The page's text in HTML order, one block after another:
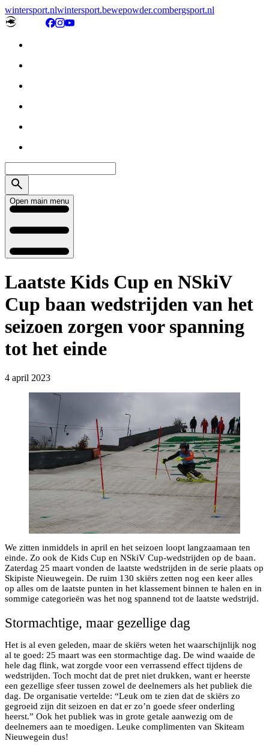
wintersport.nlwintersport.bewepowder.combergsport.nl
Open main menu
Laatste Kids Cup en NSkiV
Cup baan wedstrijden van het
seizoen zorgen voor spanning
tot het einde
4 april 2023
We zitten inmiddels in april en het seizoen loopt langzaamaan ten
einde. Zo ook de Kids Cup en NSkiV Cup-wedstrijden op de baan.
Zaterdag 25 maart vonden de laatste wedstrijden in de serie plaats op
Skipiste Nieuwegein. De ruim 130 skiërs zetten nog een keer alles
op alles om de laatste punten in het klassement binnen te halen en in
sommige categorieën was het nog spannend tot de laatste wedstrijd.
Stormachtige, maar gezellige dag
Het is al even geleden, maar de skiërs weten het waarschijnlijk nog
al te goed: 25 maart was een stormachtige dag. De wind waaide de
hele dag flink, wat zorgde voor een verrassend effect tijdens de
wedstrijden. Toch mocht dat de pret niet drukken, want er heerste
een gezellige sfeer tussen zowel de deelnemers als het publiek die
dag. De organisatie vertelde: “Leuk om te zien dat de skiërs zo
gegroeid zijn dit seizoen en dat er zo’n goede sfeer onderling
heerst.” Ook het publiek was in grote getale aanwezig om de
deelnemers aan te moedigen. Leuke complimenten van Skiteam
Nieuwegein dus!